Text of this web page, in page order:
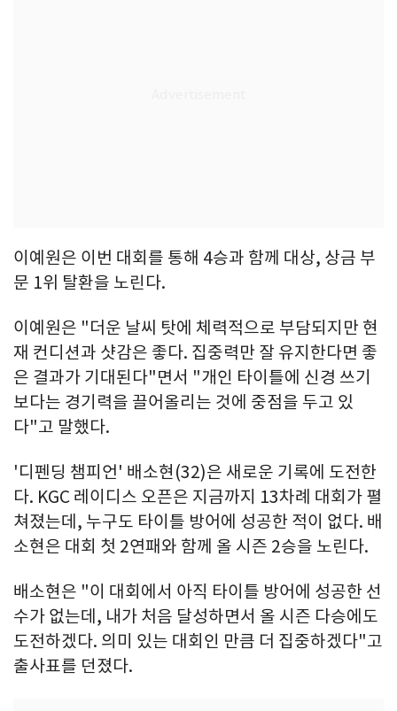
이예원은 이번 대회를 통해 4승과 함께 대상, 상금 부
문 1위 탈환을 노린다.
이예원은 "더운 날씨 탓에 체력적으로 부담되지만 현
재 컨디션과 샷감은 좋다. 집중력만 잘 유지한다면 좋
은 결과가 기대된다"면서 "개인 타이틀에 신경 쓰기
보다는 경기력을 끌어올리는 것에 중점을 두고 있
다"고 말했다.
'디펜딩 챔피언' 배소현(32)은 새로운 기록에 도전한
다. KGC 레이디스 오픈은 지금까지 13차례 대회가 펼
쳐졌는데, 누구도 타이틀 방어에 성공한 적이 없다. 배
소현은 대회 첫 2연패와 함께 올 시즌 2승을 노린다.
배소현은 "이 대회에서 아직 타이틀 방어에 성공한 선
수가 없는데, 내가 처음 달성하면서 올 시즌 다승에도
도전하겠다. 의미 있는 대회인 만큼 더 집중하겠다"고
출사표를 던졌다.